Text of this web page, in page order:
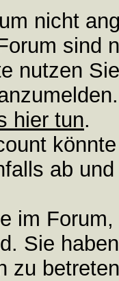
nicht
sind
nutzen
hier tun.
ab
im
Sie
zu